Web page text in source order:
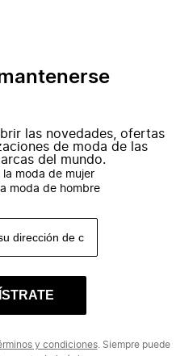
las novedades, ofertas
de moda de las
del mundo.
la moda de mujer
moda de hombre
y condiciones. Siempre puede